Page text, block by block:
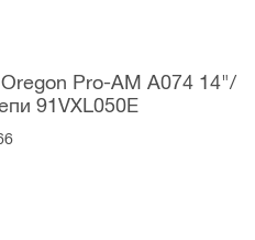
Pro-AM A074 14"/
91VXL050E